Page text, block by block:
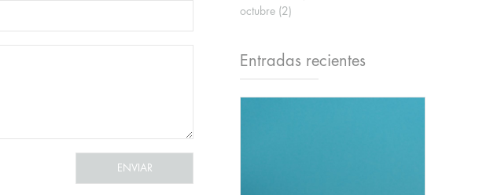
octubre (2)
Entradas recientes